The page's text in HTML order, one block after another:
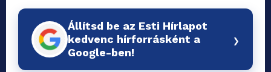
Állítsd be az Esti Hírlapot
kedvenc hírforrásként a
Google-ben!
›